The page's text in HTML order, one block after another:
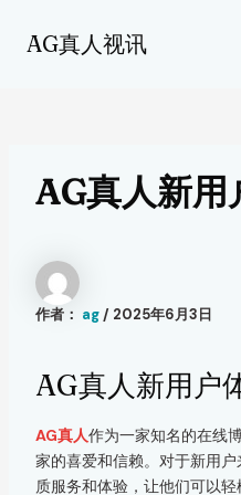
AG真人视讯
AG真人新用
作者： ag / 2025年6月3日
AG真人新用户
AG真人作为一家知名的在线
家的喜爱和信赖。对于新用
质服务和体验，让他们可以